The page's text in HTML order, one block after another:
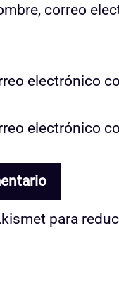
correo
electrónico
electrónico
para